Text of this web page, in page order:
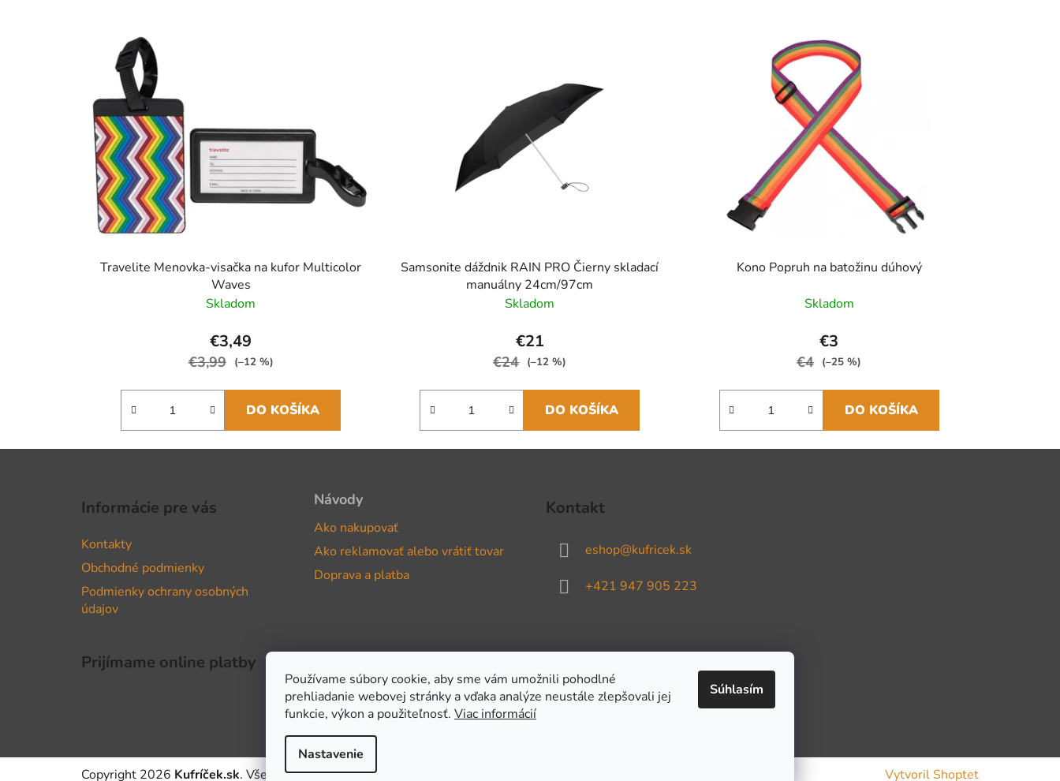
Používame súbory cookie, aby sme vám umožnili pohodlné
prehliadanie webovej stránky a vďaka analýze neustále zlepšovali jej
funkcie, výkon a použiteľnosť. Viac informácií
Nastavenie
Súhlasím
Travelite Menovka-visačka na kufor Multicolor
Waves
Skladom
€3,49
€3,99 (–12 %)
DO KOŠÍKA
Samsonite dáždnik RAIN PRO Čierny skladací
manuálny 24cm/97cm
Skladom
€21
€24 (–12 %)
DO KOŠÍKA
Kono Popruh na batožinu dúhový
Skladom
€3
€4 (–25 %)
DO KOŠÍKA
Informácie pre vás
Kontakty
Obchodné podmienky
Podmienky ochrany osobných
údajov
Návody
Ako nakupovať
Ako reklamovať alebo vrátiť tovar
Doprava a platba
Kontakt
eshop@kufricek.sk
+421 947 905 223
Prijímame online platby
Vytvoril Shoptet
Copyright 2026 Kufríček.sk. Všetky práva vyhradené.